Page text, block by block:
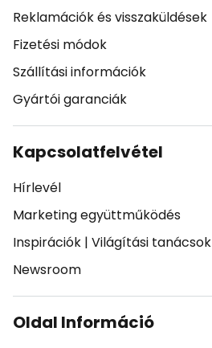
Reklamációk és visszaküldések
Fizetési módok
Szállítási információk
Gyártói garanciák
Kapcsolatfelvétel
Hírlevél
Marketing együttműködés
Inspirációk | Világítási tanácsok
Newsroom
Oldal Információ